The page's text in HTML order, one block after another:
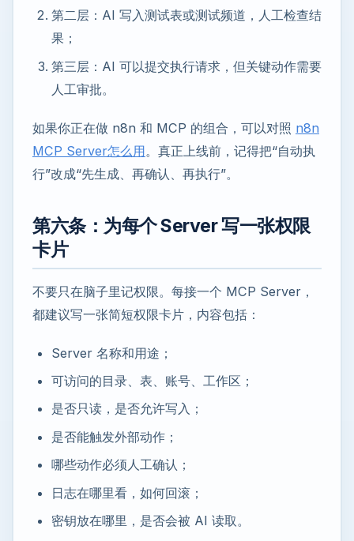
第二层：AI 写入测试表或测试频道，人工检查结
果；
第三层：AI 可以提交执行请求，但关键动作需要
人工审批。
如果你正在做 n8n 和 MCP 的组合，可以对照 n8n
MCP Server怎么用。真正上线前，记得把“自动执
行”改成“先生成、再确认、再执行”。
第六条：为每个 Server 写一张权限
卡片
不要只在脑子里记权限。每接一个 MCP Server，
都建议写一张简短权限卡片，内容包括：
Server 名称和用途；
可访问的目录、表、账号、工作区；
是否只读，是否允许写入；
是否能触发外部动作；
哪些动作必须人工确认；
日志在哪里看，如何回滚；
密钥放在哪里，是否会被 AI 读取。